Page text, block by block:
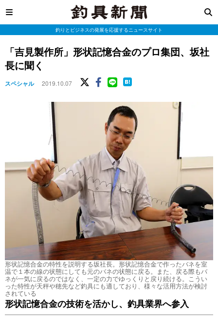
釣りとビジネスの発展を応援するニュースサイト
「吉見製作所」形状記憶合金のプロ集団、坂社
長に聞く
スペシャル 2019.10.07
形状記憶合金の特性を説明する坂社長。形状記憶合金で作ったバネを室
温で１本の線の状態にしても元のバネの状態に戻る。また、戻る際もバ
ネが一気に戻るのではなく、一定の力でゆっくりと戻り続ける。こうい
った特性が天秤や穂先など釣具にも適しており、様々な活用方法が検討
されている
形状記憶合金の技術を活かし、釣具業界へ参入